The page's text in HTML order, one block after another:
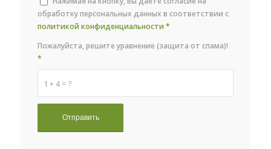
обработку персональных данных в соответствии с
политикой конфиденциальности *
1 + 4 = ?
Пожалуйста, решите уравнение (защита от спама)!
*